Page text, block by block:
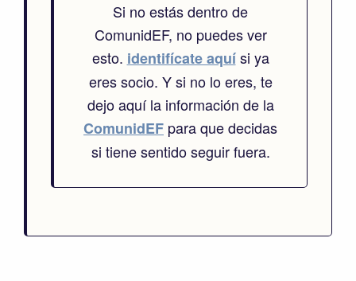
Si no estás dentro de
ComunidEF, no puedes ver
esto. identifícate aquísi ya
eres socio. Y si no lo eres, te
dejo aquí la información de la
ComunidEF para que decidas
si tiene sentido seguir fuera.